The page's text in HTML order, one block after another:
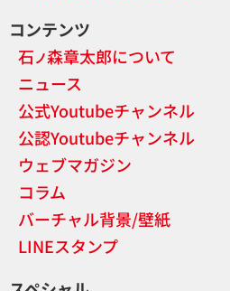
コンテンツ
石ノ森章太郎について
ニュース
公式Youtubeチャンネル
公認Youtubeチャンネル
ウェブマガジン
コラム
バーチャル背景/壁紙
LINEスタンプ